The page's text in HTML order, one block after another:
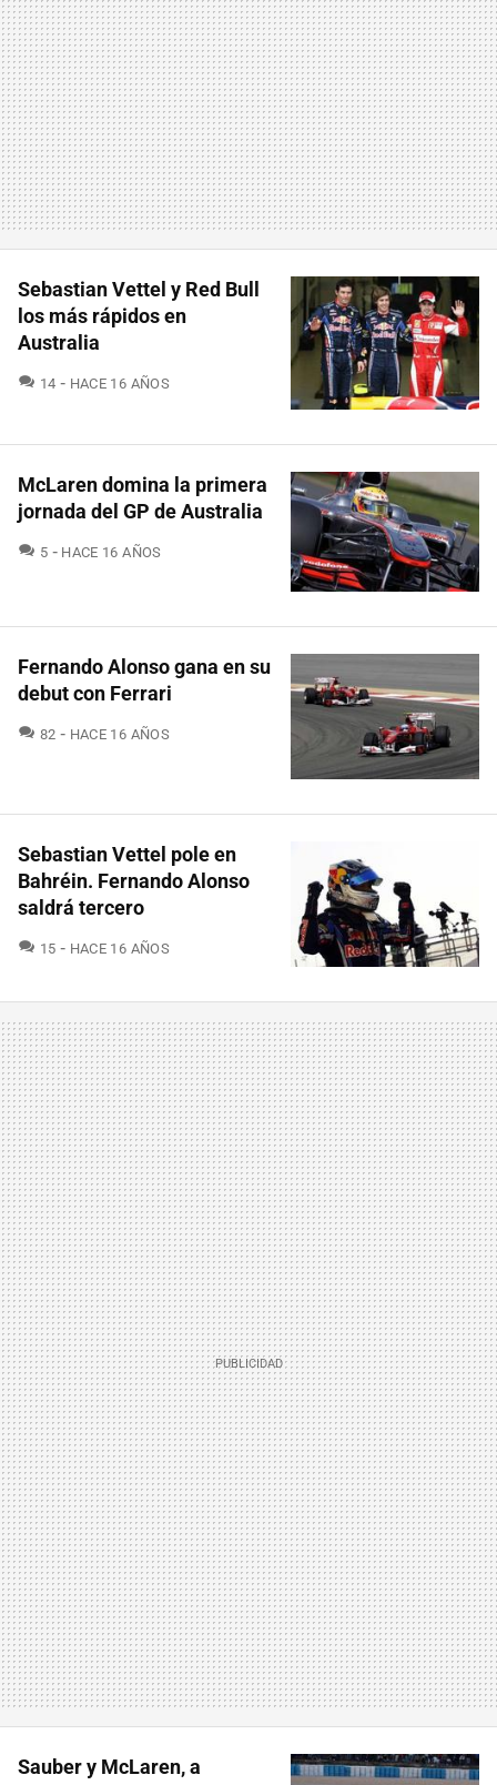
Sebastian Vettel y Red Bull
los más rápidos en
Australia
14 COMENTARIOS
HACE 16 AÑOS
McLaren domina la primera
jornada del GP de Australia
5 COMENTARIOS
HACE 16 AÑOS
Fernando Alonso gana en su
debut con Ferrari
82 COMENTARIOS
HACE 16 AÑOS
Sebastian Vettel pole en
Bahréin. Fernando Alonso
saldrá tercero
15 COMENTARIOS
HACE 16 AÑOS
Sauber y McLaren, a